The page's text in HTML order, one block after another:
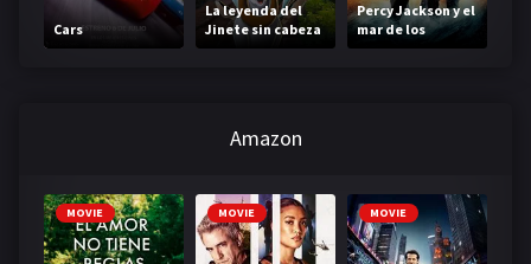
Cars
La leyenda del
Jinete sin cabeza
Percy Jackson y el
mar de los
monstruos
Amazon
MOVIE MOVIE MOVIE